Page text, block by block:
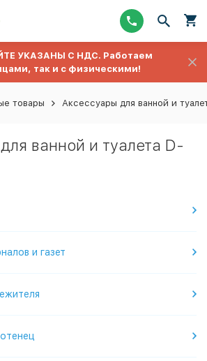
УКАЗАНЫ С НДС. Работаем
так и с физическими!
товары Аксессуары для ванной и
ванной и туалета D-
и газет